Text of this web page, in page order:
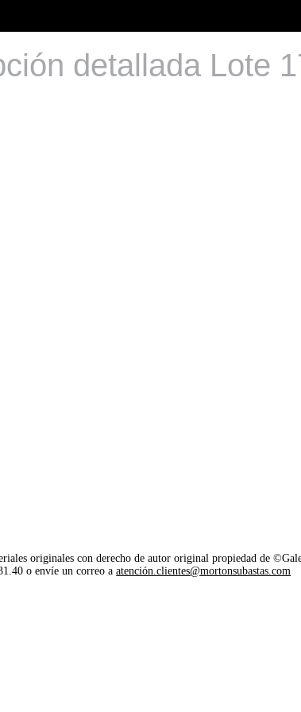
detallada Lote
originales con derecho de autor original propiedad de
o envíe un correo aatención.clientes@mortonsubastas.com